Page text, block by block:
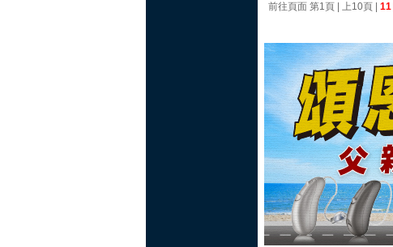
前往頁面 第1頁 上10頁 11